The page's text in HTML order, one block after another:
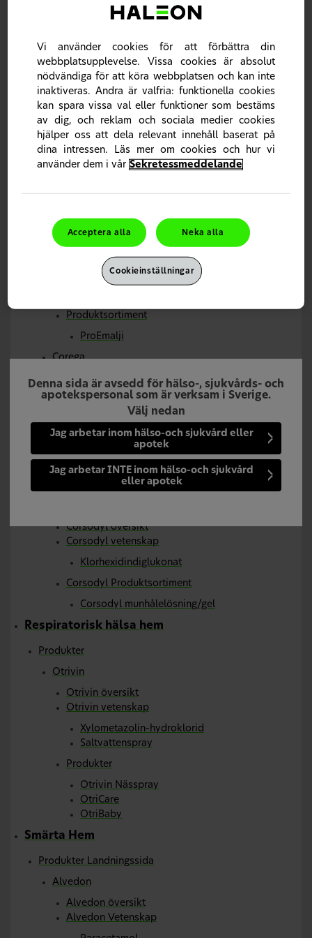
Repair & Protect
Essential Care
Sensodyne Clinical Repair tandkräm | Haleon
HealthPartner
parodontax
parodontax översikt
parodontax vetenskap landingssida
Parodontax vetenskap natriumbikarbonat
Parodontax vetenskap: tennfluorid+zink
parodontax tandkräm| Haleon HealthPartner
ProEmalj
ProEmalj översikt
ProEmalj vetenskap
Produktsortiment
ProEmalji
Corega
Corega översikt
Corega vetenskap
Corega vetenskap: Fixativ
Corega vetenskap: rengöringstabletter
Corega produktsortiment landningssida
Corega fixativ
Corega rengöringstabletter
Corsodyl översikt
Corsodyl vetenskap
Klorhexidindiglukonat
Corsodyl Produktsortiment
Corsodyl munhålelösning/gel
Respiratorisk hälsa hem
Produkter
Otrivin
Otrivin översikt
Otrivin vetenskap
Xylometazolin-hydroklorid
Saltvattenspray
Produkter
Otrivin Nässpray
OtriCare
OtriBaby
Smärta Hem
Produkter Landningssida
Alvedon
Alvedon översikt
Alvedon Vetenskap
Denna sida är avsedd för hälso-, sjukvårds- och
apotekspersonal som är verksam i Sverige.
Välj nedan
Jag arbetar inom hälso-och sjukvård eller
apotek
Jag arbetar INTE inom hälso-och sjukvård
eller apotek
Vi använder cookies för att förbättra din
webbplatsupplevelse. Vissa cookies är absolut
nödvändiga för att köra webbplatsen och kan inte
inaktiveras. Andra är valfria: funktionella cookies
kan spara vissa val eller funktioner som bestäms
av dig, och reklam och sociala medier cookies
hjälper oss att dela relevant innehåll baserat på
dina intressen. Läs mer om cookies och hur vi
använder dem i vår Sekretessmeddelande
Acceptera alla Neka alla
Cookieinställningar